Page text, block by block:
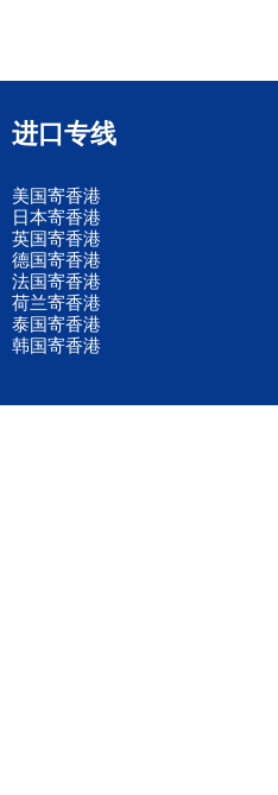
进口专线
美国寄香港
日本寄香港
英国寄香港
德国寄香港
法国寄香港
荷兰寄香港
泰国寄香港
韩国寄香港